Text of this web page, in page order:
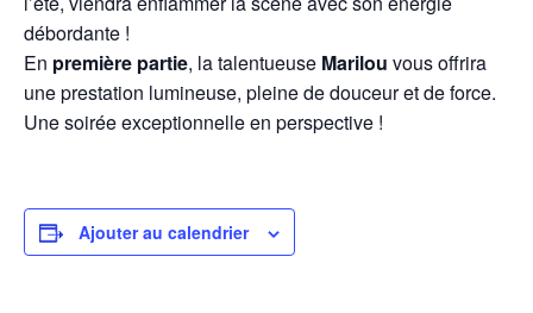
débordante !
En première partie, la talentueuse Marilou vous offrira
une prestation lumineuse, pleine de douceur et de force.
Une soirée exceptionnelle en perspective !
Ajouter au calendrier